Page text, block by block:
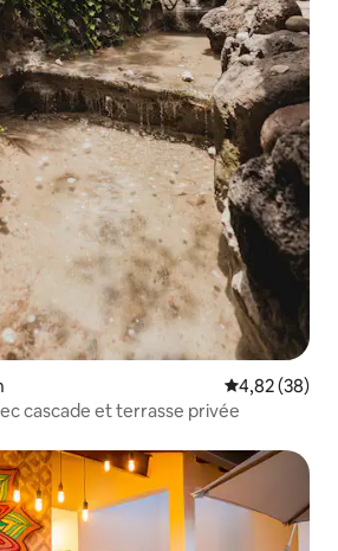
Note
4,82 (38)
cascade et terrasse privée